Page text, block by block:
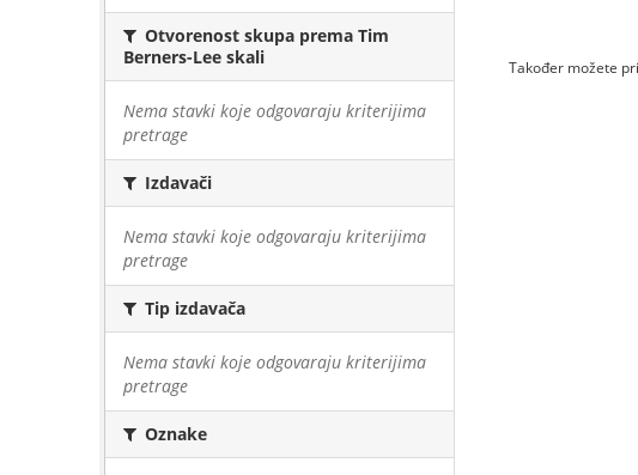
Otvorenost skupa prema Tim
Berners-Lee skali
Nema stavki koje odgovaraju kriterijima
pretrage
Izdavači
Nema stavki koje odgovaraju kriterijima
pretrage
Tip izdavača
Nema stavki koje odgovaraju kriterijima
pretrage
Oznake
Također možete